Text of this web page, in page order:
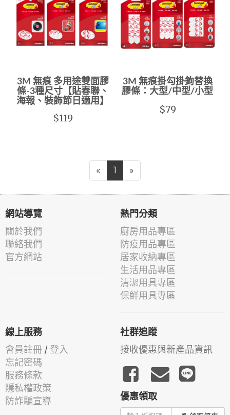
3M 無痕 多用途雙面膠
條-3種尺寸【貼春聯、
海報、裝飾節日適用】
$119
3M 無痕掛勾掛鉤替換
膠條：大型/中型/小型
$79
« 1 »
網站導覽
關於我們
聯絡我們
官方網站
熱門分類
廚房用品專區
防疫用品專區
居家收納專區
生活用品專區
清潔用具專區
保鮮用具專區
線上服務
會員註冊 / 登入
忘記密碼
服務條款
隱私權政策
防詐騙宣導
社群追蹤
接收優惠與新產品資訊
優惠領取